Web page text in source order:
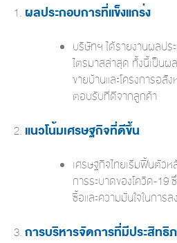
ผลประกอบการที่แข็งแกร่ง
บริษัทฯ ได้รายงานผลปร
ไตรมาสล่าสุด ทั้งนี้เป็นผ
ขายบ้านและโครงการอสั
ตอบรับที่ดีจากลูกค้า
แนวโน้มเศรษฐกิจที่ดีขึ้น
เศรษฐกิจไทยเริ่มฟื้นตัว
การระบาดของโควิด-19
ซื้อและความมั่นใจในกา
การบริหารจัดการที่มีประสิทธิ